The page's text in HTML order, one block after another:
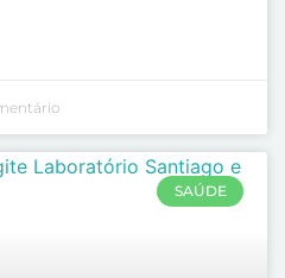
SAÚDE